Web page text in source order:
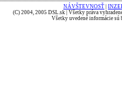
NÁVŠTEVNOSŤ
(C) 2004, 2005 DSL.sk | Všetky práva
Všetky uvedené informácie sú